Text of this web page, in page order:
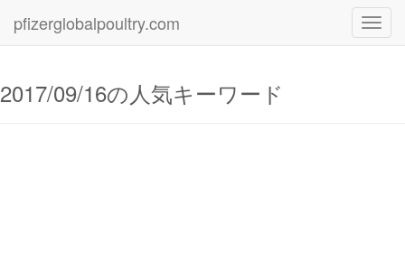
pfizerglobalpoultry.com
2017/09/16の人気キーワード